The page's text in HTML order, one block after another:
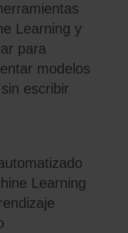
Learning y
para
modelos
escribir
Learning